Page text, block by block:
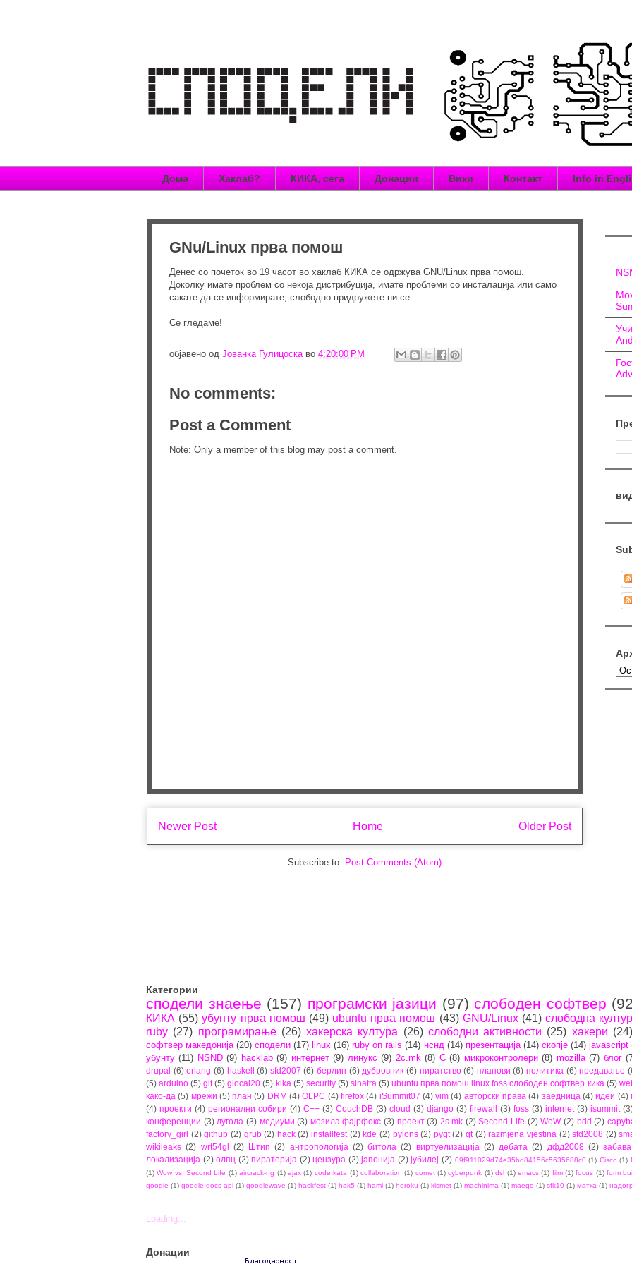
Дома Хаклаб? КИКА, сега Донации Вики Контакт Info in
GNu/Linux прва помош
Денес со почеток во 19 часот во хаклаб КИКА се одржува GNU/Linux прва помош.
Доколку имате проблем со некоја дистрибуција, имате проблеми со инсталација или само
сакате да се информирате, слободно придружете ни се.
Се гледаме!
објавено од Јованка Гулицоска во 4:20:00 PM
No comments:
Post a Comment
Note: Only a member of this blog may post a comment.
Newer Post Older Post
Home
Subscribe to: Post Comments (Atom)
Категории
сподели знаење (157) програмски јазици (97) слободен софтвер
КИКА (55) убунту прва помош (49) ubuntu прва помош (43) GNU/Linux (41) слободна
ruby (27) програмирање (26) хакерска култура (26) слободни активности (25) хакери (24)
софтвер македонија (20) сподели (17) linux (16) ruby on rails (14) нснд (14) презентација (14) скопје (14) javascript
убунту (11) NSND (9) hacklab (9) интернет (9) линукс (9) 2c.mk (8) C (8) микроконтролери (8) mozilla (7) блог
drupal (6) erlang (6) haskell (6) sfd2007 (6) берлин (6) дубровник (6) пиратство (6) планови (6) политика (6) предавање
(5) arduino (5) git (5) glocal20 (5) kika (5) security (5) sinatra (5) ubuntu прва помош linux foss слободен софтвер кика (5)
како-да (5) мрежи (5) план (5) DRM (4) OLPC (4) firefox (4) iSummit07 (4) vim (4) авторски права (4) заедница (4) идеи (4)
(4) проекти (4) регионални собири (4) C++ (3) CouchDB (3) cloud (3) django (3) firewall (3) foss (3) internet (3) isummit
конференции (3) лугола (3) медиуми (3) мозила фајрфокс (3) проект (3) 2s.mk (2) Second Life (2) WoW (2) bdd (2)
factory_girl (2) github (2) grub (2) hack (2) installfest (2) kde (2) pylons (2) pyqt (2) qt (2) razmjena vjestina (2) sfd2008 (2)
wikileaks (2) wrt54gl (2) Штип (2) антропологија (2) битола (2) виртуелизација (2) дебата (2) дфд2008 (2) забава
локализација (2) олпц (2) пиратерија (2) цензура (2) јапонија (2) јубилеј (2) 09f911029d74e35bd84156c5635688c0 (1) Cisco (1)
(1) Wow vs. Second Life (1) aircrack-ng (1) ajax (1) code kata (1) collaboration (1) comet (1) cyberpunk (1) dsl (1) emacs (1) film (1) focus (1) form
google (1) google docs api (1) googlewave (1) hackfest (1) hak5 (1) haml (1) heroku (1) kismet (1) machinima (1) maego (1) sfk10 (1) матка (1)
Loading...
Донации